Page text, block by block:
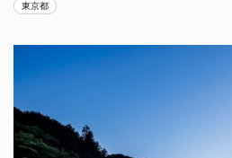
東京都